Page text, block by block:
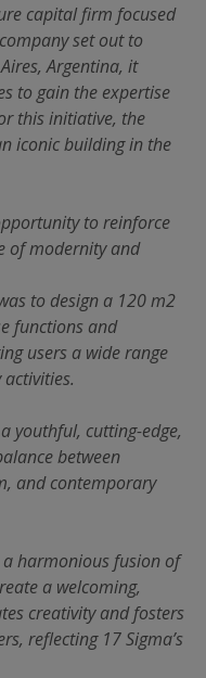
capital firm focused
set out to
Argentina, it
to gain the expertise
this initiative, the
iconic building in the
to reinforce
of modernity and
to design a 120 m2
functions and
users a wide range
youthful, cutting-edge,
between
and contemporary
a harmonious fusion of
a welcoming,
creativity and fosters
reflecting 17 Sigma’s